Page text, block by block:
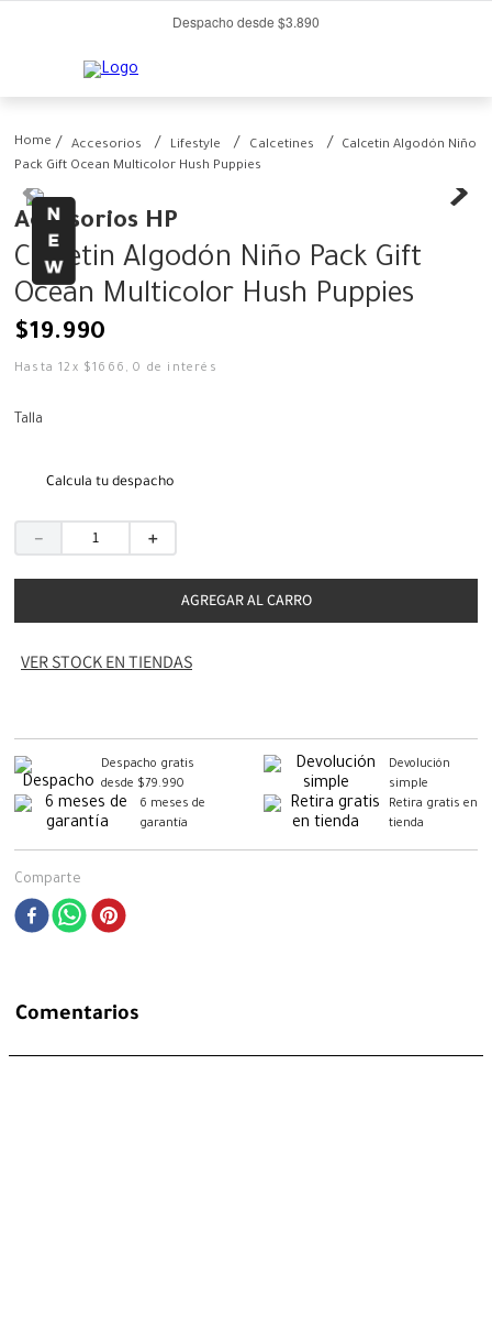
Despacho desde $3.890
Accesorios Lifestyle Calcetines
Calcetin Algodón Niño
Pack Gift Ocean Multicolor Hush Puppies
Accesorios HP
Calcetin Algodón Niño Pack Gift
Ocean Multicolor Hush Puppies
$19.990
Hasta12 x $1666 ,0 de interés
Talla
Calcula tu despacho
＋
－
AGREGAR AL CARRO
VER STOCK EN TIENDAS
Despacho gratis
desde $79.990
Devolución
simple
6 meses de
garantía
Retira gratis en
tienda
Comparte
Comentarios